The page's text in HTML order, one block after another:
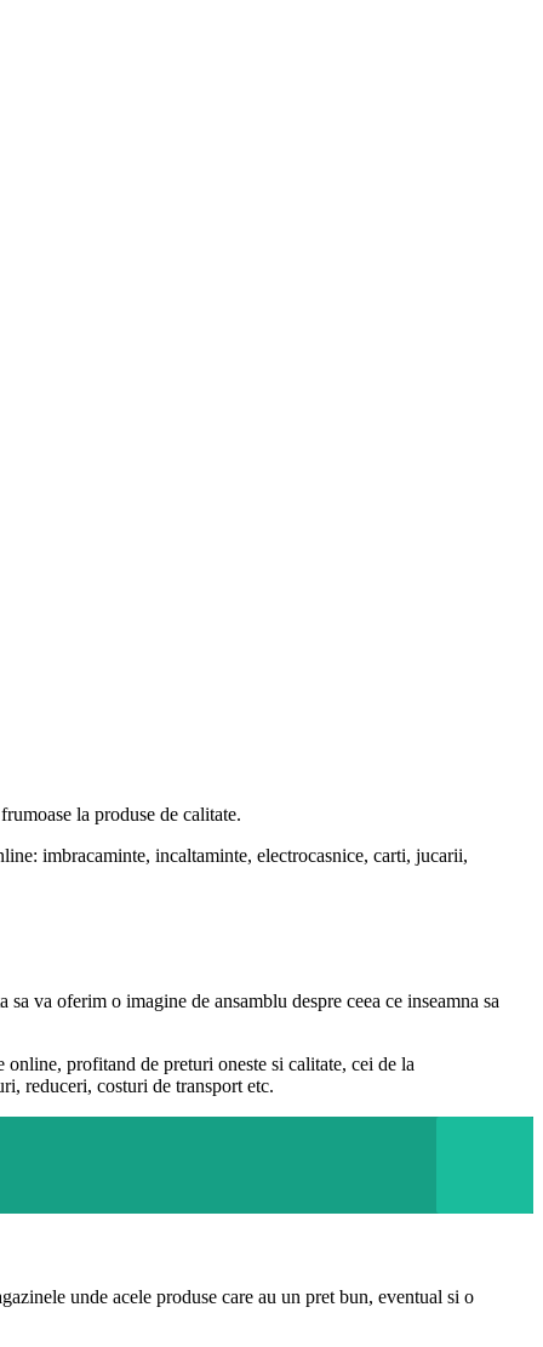
la produse de calitate.
imbracaminte, incaltaminte, electrocasnice, carti, jucarii,
sa va oferim o imagine de ansamblu despre ceea ce inseamna sa
profitand de preturi oneste si calitate, cei de la
reduceri, costuri de transport etc.
unde acele produse care au un pret bun, eventual si o